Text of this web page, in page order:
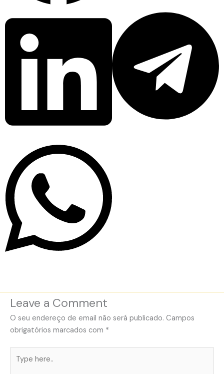
Leave a Comment
O seu endereço de email não será publicado. Campos
obrigatórios marcados com *
here..